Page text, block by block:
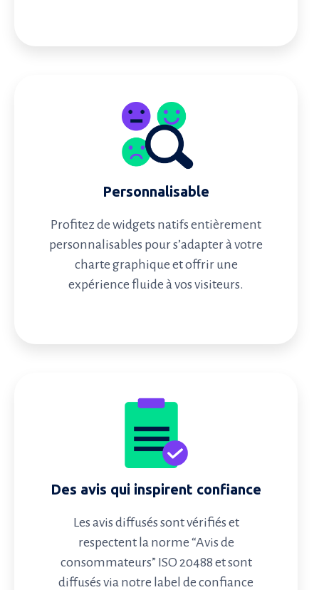
Personnalisable
Profitez de widgets natifs entièrement
personnalisables pour s’adapter à votre
charte graphique et offrir une
expérience fluide à vos visiteurs.
Des avis qui inspirent confiance
Les avis diffusés sont vérifiés et
respectent la norme “Avis de
consommateurs” ISO 20488 et sont
diffusés via notre label de confiance